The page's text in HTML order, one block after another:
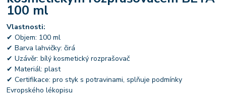
100 ml
Vlastnosti:
✔ Objem: 100 ml
✔ Barva lahvičky: čirá
✔ Uzávěr: bílý kosmetický rozprašovač
✔ Materiál: plast
✔ Certifikace: pro styk s potravinami, splňuje podmínky
Evropského lékopisu